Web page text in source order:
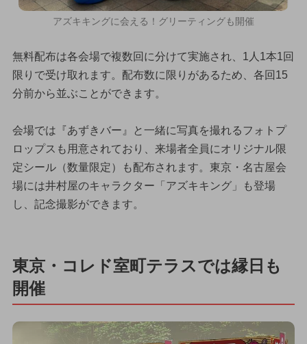
アズキキングに会える！グリーティングも開催
無料配布は各会場で複数回に分けて実施され、1人1本1回
限りで受け取れます。配布数に限りがあるため、各回15
分前から並ぶことができます。
会場では『あずきバー』と一緒に写真を撮れるフォトプ
ロップスも用意されており、来場者全員にオリジナル限
定シール（数量限定）も配布されます。東京・名古屋会
場には井村屋のキャラクター「アズキキング」も登場
し、記念撮影ができます。
東京・コレド室町テラスでは縁日も
開催